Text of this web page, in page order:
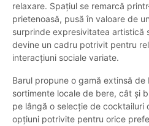
relaxare. Spațiul se remarcă
prietenoasă, pusă în valoare de
surprinde expresivitatea artistică
devine un cadru potrivit pentru
interacțiuni sociale variate.
Barul propune o gamă extinsă
sortimente locale de bere, cât și
pe lângă o selecție de cocktailuri
opțiuni potrivite pentru orice